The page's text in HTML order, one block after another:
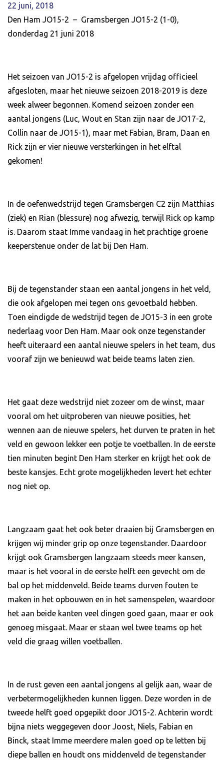
22 juni, 2018
Den Ham JO15-2 – Gramsbergen JO15-2 (1-0),
donderdag 21 juni 2018
Het seizoen van JO15-2 is afgelopen vrijdag officieel
afgesloten, maar het nieuwe seizoen 2018-2019 is deze
week alweer begonnen. Komend seizoen zonder een
aantal jongens (Luc, Wout en Stan zijn naar de JO17-2,
Collin naar de JO15-1), maar met Fabian, Bram, Daan en
Rick zijn er vier nieuwe versterkingen in het elftal
gekomen!
In de oefenwedstrijd tegen Gramsbergen C2 zijn Matthias
(ziek) en Rian (blessure) nog afwezig, terwijl Rick op kamp
is. Daarom staat Imme vandaag in het prachtige groene
keeperstenue onder de lat bij Den Ham.
Bij de tegenstander staan een aantal jongens in het veld,
die ook afgelopen mei tegen ons gevoetbald hebben.
Toen eindigde de wedstrijd tegen de JO15-3 in een grote
nederlaag voor Den Ham. Maar ook onze tegenstander
heeft uiteraard een aantal nieuwe spelers in het team, dus
vooraf zijn we benieuwd wat beide teams laten zien.
Het gaat deze wedstrijd niet zozeer om de winst, maar
vooral om het uitproberen van nieuwe posities, het
wennen aan de nieuwe spelers, het durven te praten in het
veld en gewoon lekker een potje te voetballen. In de eerste
tien minuten begint Den Ham sterker en krijgt het ook de
beste kansjes. Echt grote mogelijkheden levert het echter
nog niet op.
Langzaam gaat het ook beter draaien bij Gramsbergen en
krijgen wij minder grip op onze tegenstander. Daardoor
krijgt ook Gramsbergen langzaam steeds meer kansen,
maar is het vooral in de eerste helft een gevecht om de
bal op het middenveld. Beide teams durven fouten te
maken in het opbouwen en in het samenspelen, waardoor
het aan beide kanten veel dingen goed gaan, maar er ook
genoeg misgaat. Maar er staan wel twee teams op het
veld die graag willen voetballen.
In de rust geven een aantal jongens al gelijk aan, waar de
verbetermogelijkheden kunnen liggen. Deze worden in de
tweede helft goed opgepikt door JO15-2. Achterin wordt
bijna niets weggegeven door Joost, Niels, Fabian en
Binck, staat Imme meerdere malen goed op te letten bij
diepe ballen en houdt ons middenveld de tegenstander